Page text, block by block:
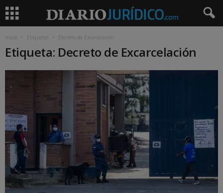
Inicio Etiquetas Decreto de Excarcelación
Etiqueta: Decreto de Excarcelación